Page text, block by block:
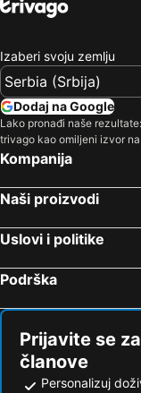
Izaberi svoju zemlju
Dodaj na Google
Lako pronađi naše
trivago kao omiljeni izvor na
Kompanija
Naši proizvodi
Uslovi i politike
Podrška
Prijavite se
članove
Personalizuj